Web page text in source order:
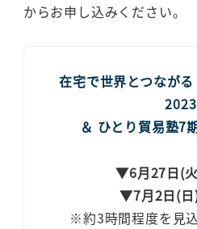
からお申し込みください。
在宅で世界とつなが
2023
＆ ひとり貿易塾7
▼6月27日(
▼7月2日(日
※約3時間程度を見込